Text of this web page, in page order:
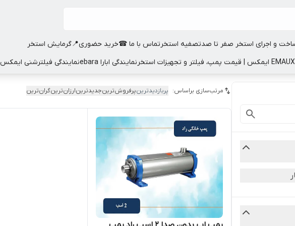
و اجرای استخر صفر تا صدتصفیه استخرتماس با ما ☎خرید حضوری📍گرمایش استخر
نمایندگی ابارا ebara نمایندگی فیلترشنی ایمکس EMAUX
مرتب‌سازی براساس: پربازدیدترینپرفروش‌ترینجدیدترینارزان‌ترینگران‌ترین